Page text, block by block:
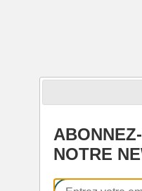
NOTRE